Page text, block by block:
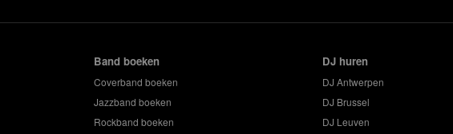
Band boeken
Coverband boeken
Jazzband boeken
Rockband boeken
DJ huren
DJ Antwerpen
DJ Brussel
DJ Leuven